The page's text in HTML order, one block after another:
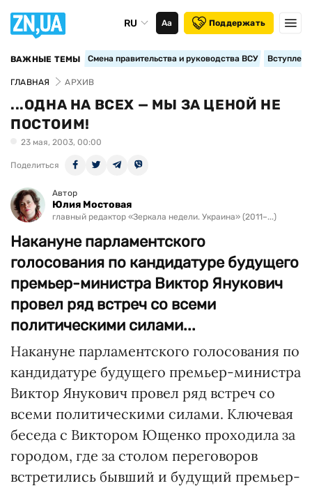
RU Аа Поддержать
ВАЖНЫЕ ТЕМЫ Смена правительства и руководства ВСУ
ГЛАВНАЯ АРХИВ
...ОДНА НА ВСЕХ — МЫ ЗА ЦЕНОЙ НЕ
ПОСТОИМ!
23 мая, 2003, 00:00
Поделиться
Автор
Юлия Мостовая
главный редактор «Зеркала недели. Украина» (2011–...)
Накануне парламентского
голосования по кандидатуре будущего
премьер-министра Виктор Янукович
провел ряд встреч со всеми
политическими силами...
Накануне парламентского голосования по
кандидатуре будущего премьер-министра
Виктор Янукович провел ряд встреч со
всеми политическими силами. Ключевая
беседа с Виктором Ющенко проходила за
городом, где за столом переговоров
встретились бывший и будущий премьер-